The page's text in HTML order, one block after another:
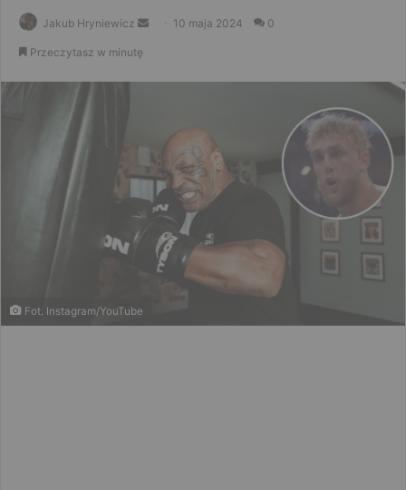
Jakub Hryniewicz
Send 10 maja 2024 0
Przeczytasz w minutę
Fot. Instagram/YouTube